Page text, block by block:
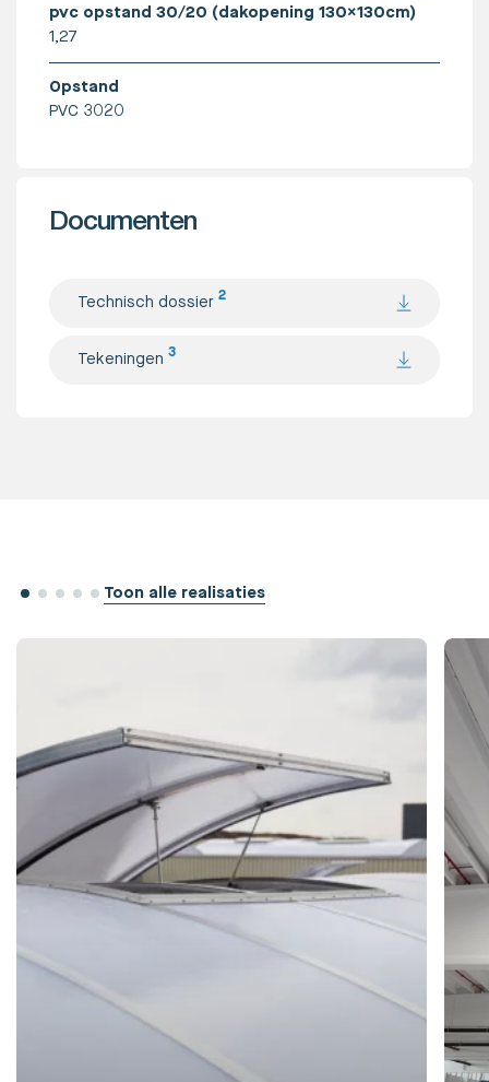
pvc opstand 30/20 (dakopening 130x130cm)
1,27
Opstand
PVC 3020
Documenten
Technisch dossier2
Tekeningen3
Toon alle realisaties